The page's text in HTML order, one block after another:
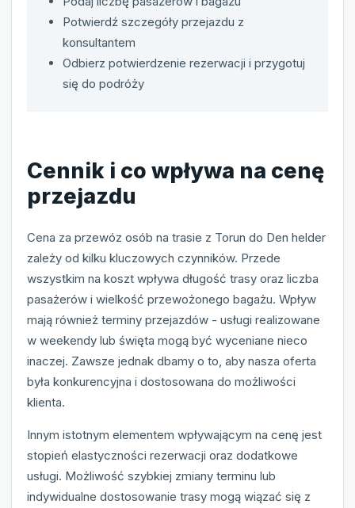
Potwierdź szczegóły przejazdu z
konsultantem
Odbierz potwierdzenie rezerwacji i przygotuj
się do podróży
Cennik i co wpływa na cenę
przejazdu
Cena za przewóz osób na trasie z Torun do Den helder
zależy od kilku kluczowych czynników. Przede
wszystkim na koszt wpływa długość trasy oraz liczba
pasażerów i wielkość przewożonego bagażu. Wpływ
mają również terminy przejazdów - usługi realizowane
w weekendy lub święta mogą być wyceniane nieco
inaczej. Zawsze jednak dbamy o to, aby nasza oferta
była konkurencyjna i dostosowana do możliwości
klienta.
Innym istotnym elementem wpływającym na cenę jest
stopień elastyczności rezerwacji oraz dodatkowe
usługi. Możliwość szybkiej zmiany terminu lub
indywidualne dostosowanie trasy mogą wiązać się z